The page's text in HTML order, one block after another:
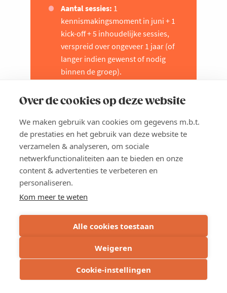
Over de cookies op deze website
We maken gebruik van cookies om gegevens m.b.t.
de prestaties en het gebruik van deze website te
verzamelen & analyseren, om sociale
netwerkfunctionaliteiten aan te bieden en onze
content & advertenties te verbeteren en
personaliseren.
Kom meer te weten
Alle cookies toestaan
Weigeren
Cookie-instellingen
Aantal sessies: 1
kennismakingsmoment in juni + 1
kick-off + 5 inhoudelijke sessies,
verspreid over ongeveer 1 jaar (of
langer indien gewenst of nodig
binnen de groep).
deelnemende bedrijven (waar
mogelijk en/of gewenst) of op een
locatie van Voka
Planning & startdatum: We
starten met een vrijblijvend fysiek
kennismakingsmoment in juni
2026. Samen met de eerste
geïnteresseerden bekijken we
welke datum en welk tijdstip voor
kennismakingsmoment wordt
juni. Ook de verdere sessiedata
worden gezamenlijk afgestemd
binnen de groep.